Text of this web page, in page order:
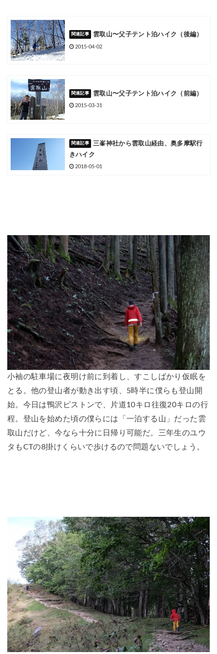
雲取山〜父子テント泊ハイク（後編）
2015-04-02
雲取山〜父子テント泊ハイク（前編）
2015-03-31
三峯神社から雲取山経由、奥多摩駅行
きハイク
2018-05-01
小袖の駐車場に夜明け前に到着し、すこしばかり仮眠を
とる。他の登山者が動き出す頃、5時半に僕らも登山開
始。今日は鴨沢ピストンで、片道10キロ往復20キロの行
程。登山を始めた頃の僕らには「一泊する山」だった雲
取山だけど、今なら十分に日帰り可能だ。三年生のユウ
タもCTの8掛けくらいで歩けるので問題ないでしょう。